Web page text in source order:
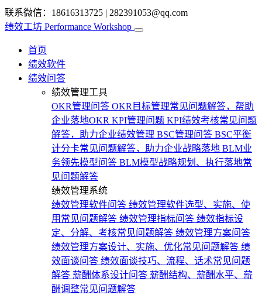
联系微信：18616313725 | 282391053@qq.com
绩效工坊 Performance Workshop
首页
绩效软件
绩效问答
绩效管理工具
OKR管理问答 OKR目标管理常见问题解答，帮助
企业落地OKR KPI管理问题 KPI绩效考核常见问题
解答，助力企业绩效管理 BSC管理问答 BSC平衡
计分卡常见问题解答，助力企业战略落地 BLM业
务领先模型问答 BLM模型战略规划、执行落地常
见问题解答
绩效管理系统
绩效管理软件问答 绩效管理软件选型、实施、使
用常见问题解答 绩效管理指标问答 绩效指标设
定、分解、考核常见问题解答 绩效管理方案问答
绩效管理方案设计、实施、优化常见问题解答 绩
效面谈问答 绩效面谈技巧、流程、话术常见问题
解答 薪酬体系设计问答 薪酬结构、薪酬水平、薪
酬调整常见问题解答